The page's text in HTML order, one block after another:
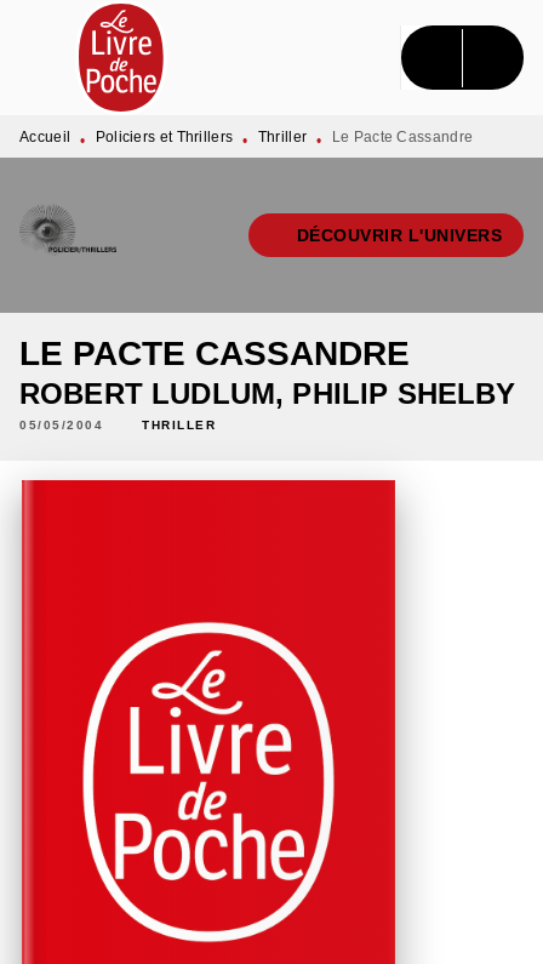
MENU RECHERCHE CONTENU
PIED DE PAGE
Accueil • Policiers et Thrillers • Thriller • Le Pacte Cassandre
DÉCOUVRIR L'UNIVERS
LE PACTE CASSANDRE
ROBERT LUDLUM, PHILIP SHELBY
05/05/2004 THRILLER